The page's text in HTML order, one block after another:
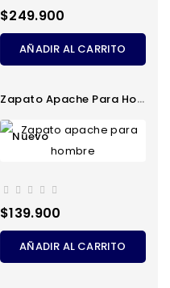
Precio
$249.900
AÑADIR AL CARRITO
Zapato Apache Para Hombre
Nuevo
Precio
$139.900
AÑADIR AL CARRITO